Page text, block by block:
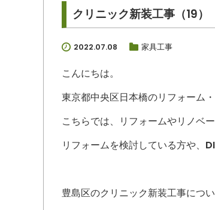
クリニック新装工事（19
2022.07.08 家具工事
こんにちは。
東京都中央区日本橋のリフォーム
こちらでは、リフォームやリノベ
リフォームを検討している方や、
豊島区のクリニック新装工事につ